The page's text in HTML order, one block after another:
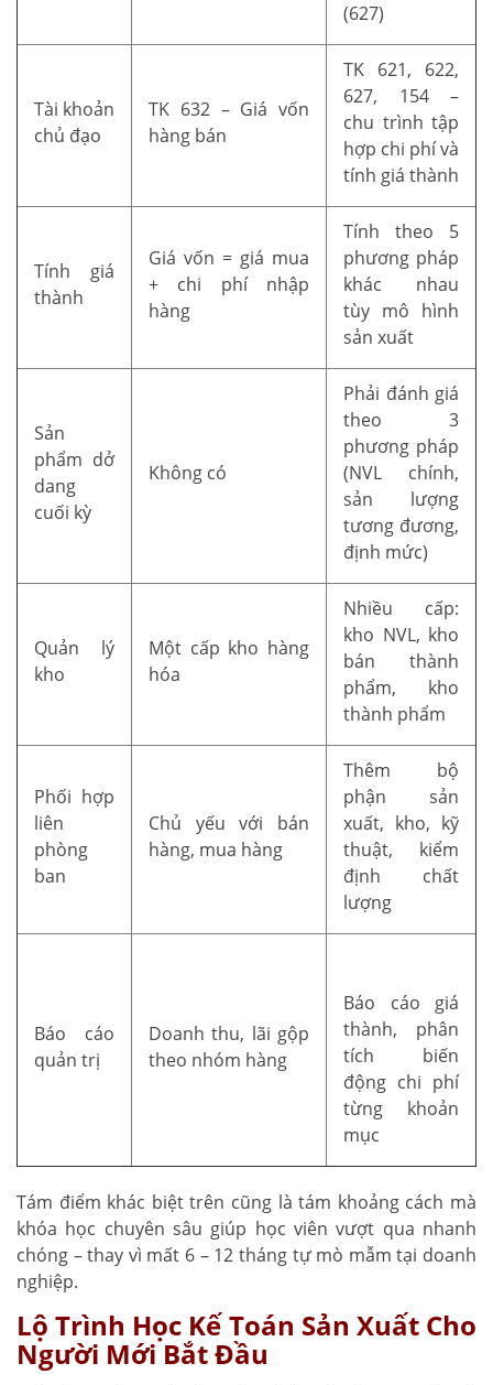
(627)
Tài khoản
chủ đạo
TK 632 – Giá vốn
hàng bán
TK 621, 622,
627, 154 –
chu trình tập
hợp chi phí và
tính giá thành
Tính giá
thành
Giá vốn = giá mua
+ chi phí nhập
hàng
Tính theo 5
phương pháp
khác nhau
tùy mô hình
sản xuất
Sản
phẩm dở
dang
cuối kỳ
Không có
Phải đánh giá
theo 3
phương pháp
(NVL chính,
sản lượng
tương đương,
định mức)
Quản lý
kho
Một cấp kho hàng
hóa
Nhiều cấp:
kho NVL, kho
bán thành
phẩm, kho
thành phẩm
Phối hợp
liên
phòng
ban
Chủ yếu với bán
hàng, mua hàng
Thêm bộ
phận sản
xuất, kho, kỹ
thuật, kiểm
định chất
lượng
Báo cáo
quản trị
Doanh thu, lãi gộp
theo nhóm hàng
Báo cáo giá
thành, phân
tích biến
động chi phí
từng khoản
mục
Tám điểm khác biệt trên cũng là tám khoảng cách mà
khóa học chuyên sâu giúp học viên vượt qua nhanh
chóng – thay vì mất 6 – 12 tháng tự mò mẫm tại doanh
nghiệp.
Lộ Trình Học Kế Toán Sản Xuất Cho
Người Mới Bắt Đầu